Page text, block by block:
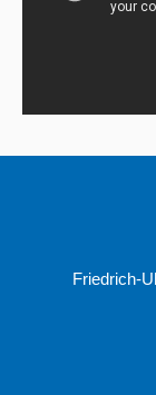
Friedrich-